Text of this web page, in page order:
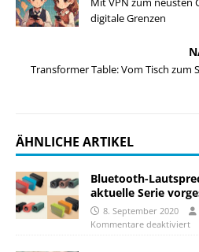
digitale Grenzen
Transformer Table: Vom Tisch zum
ÄHNLICHE ARTIKEL
Bluetooth-
aktuelle Serie
8. September 2020
Kommentare deaktiviert